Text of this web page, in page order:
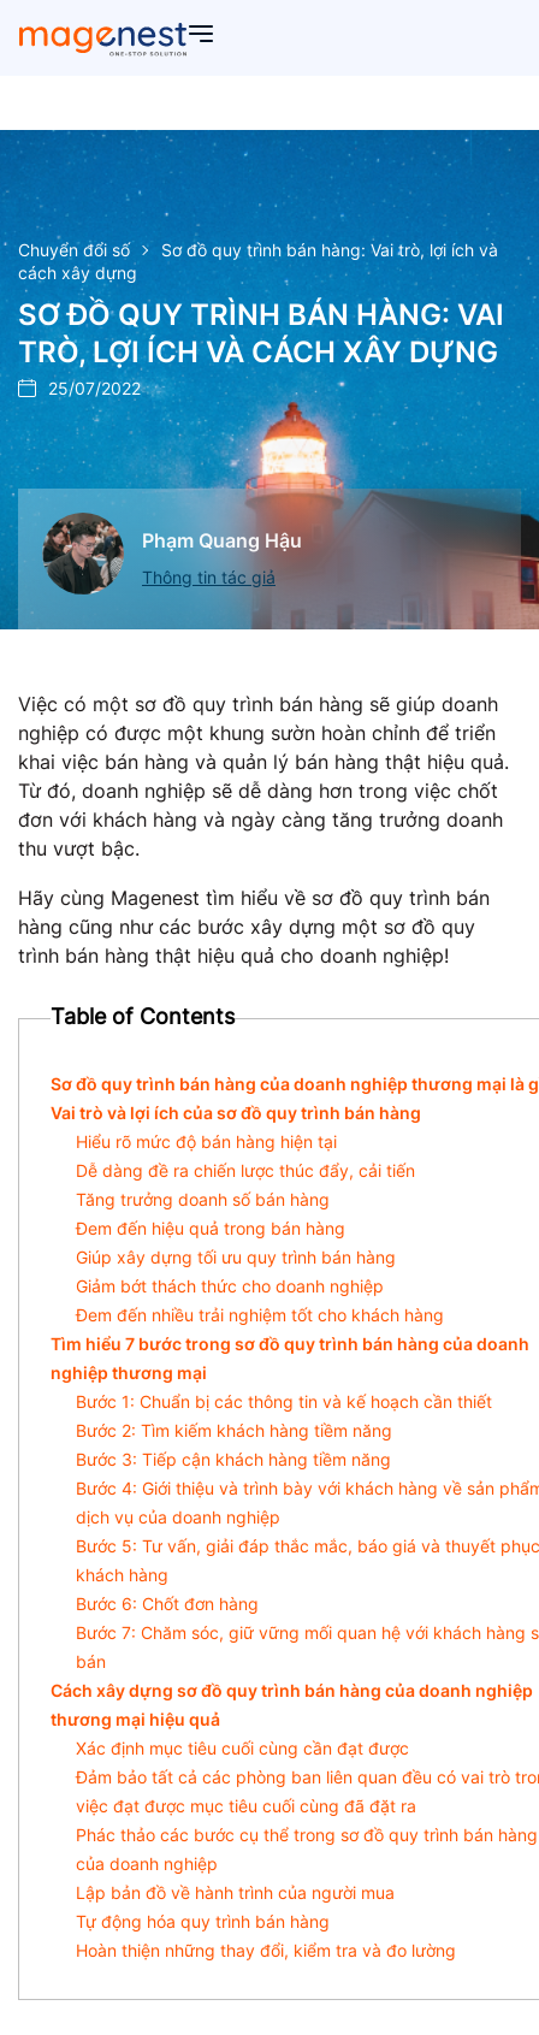
Chuyển đổi số
Sơ đồ quy trình bán hàng: Vai trò, lợi ích và
cách xây dựng
SƠ ĐỒ QUY TRÌNH BÁN HÀNG: VAI
TRÒ, LỢI ÍCH VÀ CÁCH XÂY DỰNG
25/07/2022
Phạm Quang Hậu
Thông tin tác giả
Việc có một sơ đồ quy trình bán hàng sẽ giúp doanh
nghiệp có được một khung sườn hoàn chỉnh để triển
khai việc bán hàng và quản lý bán hàng thật hiệu quả.
Từ đó, doanh nghiệp sẽ dễ dàng hơn trong việc chốt
đơn với khách hàng và ngày càng tăng trưởng doanh
thu vượt bậc.
Hãy cùng Magenest tìm hiểu về sơ đồ quy trình bán
hàng cũng như các bước xây dựng một sơ đồ quy
trình bán hàng thật hiệu quả cho doanh nghiệp!
Table of Contents
Sơ đồ quy trình bán hàng của doanh nghiệp thương mại là
Vai trò và lợi ích của sơ đồ quy trình bán hàng
Hiểu rõ mức độ bán hàng hiện tại
Dễ dàng đề ra chiến lược thúc đẩy, cải tiến
Tăng trưởng doanh số bán hàng
Đem đến hiệu quả trong bán hàng
Giúp xây dựng tối ưu quy trình bán hàng
Giảm bớt thách thức cho doanh nghiệp
Đem đến nhiều trải nghiệm tốt cho khách hàng
Tìm hiểu 7 bước trong sơ đồ quy trình bán hàng của doanh
nghiệp thương mại
Bước 1: Chuẩn bị các thông tin và kế hoạch cần thiết
Bước 2: Tìm kiếm khách hàng tiềm năng
Bước 3: Tiếp cận khách hàng tiềm năng
Bước 4: Giới thiệu và trình bày với khách hàng về sản
dịch vụ của doanh nghiệp
Bước 5: Tư vấn, giải đáp thắc mắc, báo giá và thuyết phục
khách hàng
Bước 6: Chốt đơn hàng
Bước 7: Chăm sóc, giữ vững mối quan hệ với khách hàng
bán
Cách xây dựng sơ đồ quy trình bán hàng của doanh nghiệp
thương mại hiệu quả
Xác định mục tiêu cuối cùng cần đạt được
Đảm bảo tất cả các phòng ban liên quan đều có vai trò
việc đạt được mục tiêu cuối cùng đã đặt ra
Phác thảo các bước cụ thể trong sơ đồ quy trình bán hàng
của doanh nghiệp
Lập bản đồ về hành trình của người mua
Tự động hóa quy trình bán hàng
Hoàn thiện những thay đổi, kiểm tra và đo lường